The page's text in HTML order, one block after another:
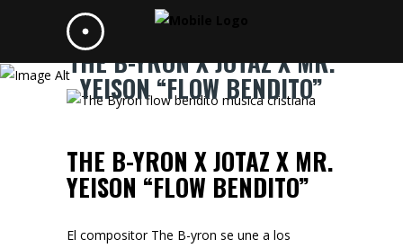
THE B-YRON X JOTAZ X MR.
YEISON “FLOW BENDITO”
THE B-YRON X JOTAZ X MR.
YEISON “FLOW BENDITO”
El compositor The B-yron se une a los